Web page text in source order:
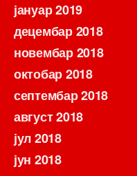
јануар 2019
децембар 2018
новембар 2018
октобар 2018
септембар 2018
август 2018
јул 2018
јун 2018